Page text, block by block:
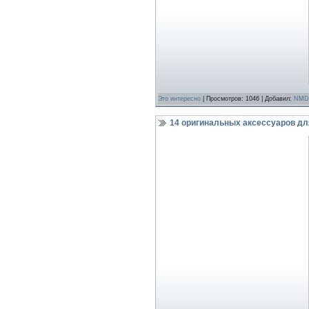
Это интереcно | Просмотров: 1046 | Добавил: NMD
14 оригинальных аксессуаров